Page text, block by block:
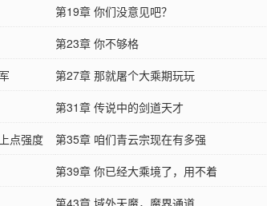
第19章 你们没意见吧？
第23章 你不够格
第27章 那就屠个大乘期玩玩
第31章 传说中的剑道天才
点强度 第35章 咱们青云宗现在有多强
第39章 你已经大乘境了，用不着